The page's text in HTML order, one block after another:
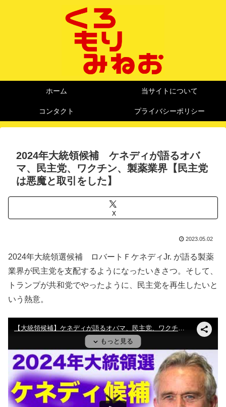
ホーム 当サイトについて
コンタクト プライバシーポリシー
2024年大統領候補 ケネディが語るオバ
マ、民主党、ワクチン、製薬業界【民主党
は悪魔と取引をした】
X
2023.05.02
2024年大統領選候補 ロバートＦケネディJr. が語る製薬
業界が民主党を支配するようになったいきさつ。そして、
トランプが共和党でやったように、民主党を再生したいと
いう熱意。